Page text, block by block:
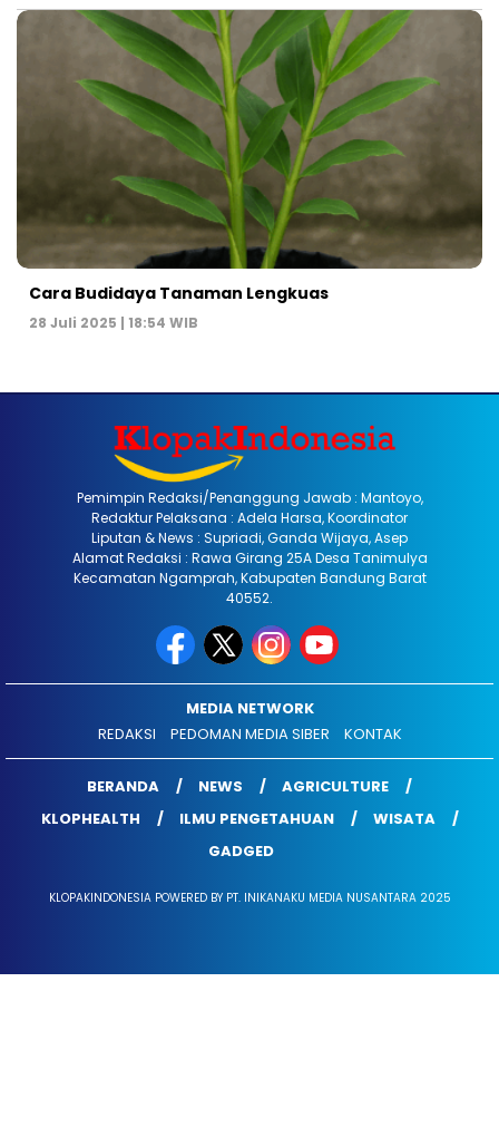
Cara Budidaya Tanaman Lengkuas
28 Juli 2025 | 18:54 WIB
Pemimpin Redaksi/Penanggung Jawab : Mantoyo,
Redaktur Pelaksana : Adela Harsa, Koordinator
Liputan & News : Supriadi, Ganda Wijaya, Asep
Alamat Redaksi : Rawa Girang 25A Desa Tanimulya
Kecamatan Ngamprah, Kabupaten Bandung Barat
40552.
MEDIA NETWORK
REDAKSI
PEDOMAN MEDIA SIBER KONTAK
BERANDA NEWS
AGRICULTURE
KLOPHEALTH
ILMU PENGETAHUAN
WISATA
GADGED
KLOPAKINDONESIA POWERED BY PT. INIKANAKU MEDIA NUSANTARA 2025